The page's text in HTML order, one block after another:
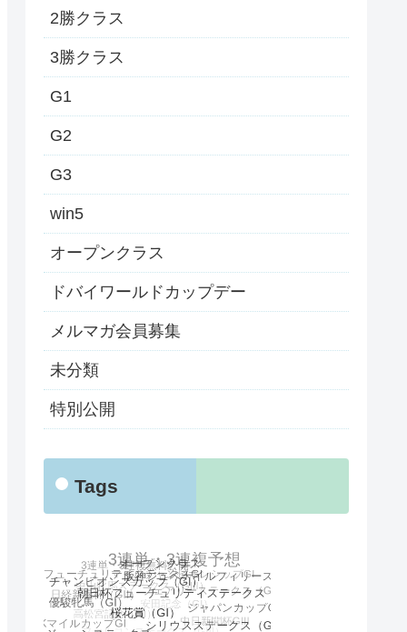
2勝クラス
3勝クラス
G1
G2
G3
win5
オープンクラス
ドバイワールドカップデー
メルマガ会員募集
未分類
特別公開
Tags